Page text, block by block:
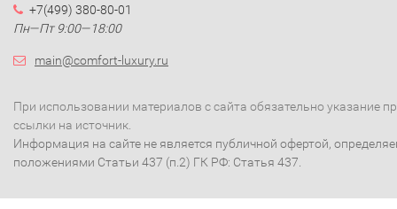
+7(499) 380-80-01
Пн—Пт 9:00—18:00
main@comfort-luxury.ru
При использовании материалов с сайта обязательно указание
ссылки на источник.
Информация на сайте не является публичной офертой,
положениями Статьи 437 (п.2) ГК РФ: Статья 437.